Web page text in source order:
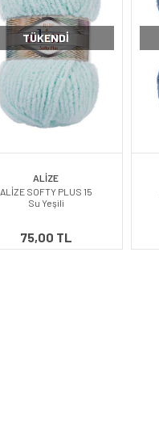
TÜKENDI
ALİZE
ALİZE SOFTY PLUS 15
Su Yeşili
75,00 TL